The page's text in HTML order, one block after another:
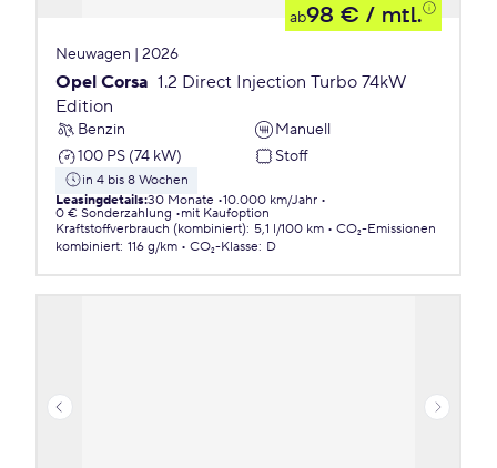
ab98 € / mtl.
Neuwagen | 2026
Opel Corsa 1.2 Direct Injection Turbo 74kW
Edition
Benzin
Manuell
100 PS (74 kW)
Stoff
in 4 bis 8 Wochen
Leasingdetails:30 Monate 10.000 km/Jahr
0 € Sonderzahlung
mit Kaufoption
Kraftstoffverbrauch (kombiniert): 5,1 l/100 km
CO₂-Emissionen
kombiniert: 116 g/km CO₂-Klasse: D